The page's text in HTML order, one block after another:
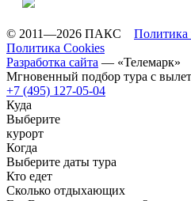
© 2011—2026 ПАКС Политика
Политика Cookies
Разработка сайта — «Телемарк»
Мгновенный подбор тура с
+7 (495) 127-05-04
Куда
Выберите
курорт
Когда
Выберите даты тура
Кто едет
Сколько отдыхающих